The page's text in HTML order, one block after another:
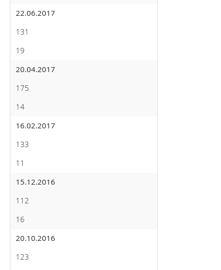
22.06.2017
131
19
20.04.2017
175
14
16.02.2017
133
11
15.12.2016
112
16
20.10.2016
123